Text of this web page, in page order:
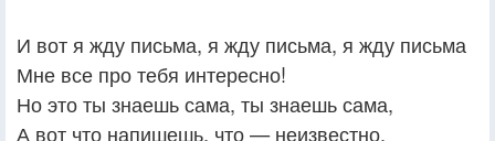
И вот я жду письма, я жду письма, я жду письма
Мне все про тебя интересно!
Но это ты знаешь сама, ты знаешь сама,
А вот что напишешь, что — неизвестно.